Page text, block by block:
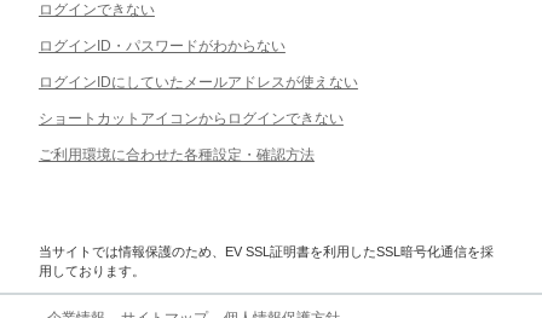
ログインできない
ログインID・パスワードがわからない
ログインIDにしていたメールアドレスが使えない
ショートカットアイコンからログインできない
ご利用環境に合わせた各種設定・確認方法
当サイトでは情報保護のため、EV SSL証明書を利用したSSL暗号化通信を採
用しております。